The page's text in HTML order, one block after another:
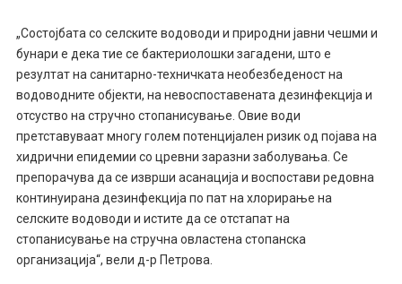
„Состојбата со селските водоводи и природни јавни чешми и
бунари е дека тие се бактериолошки загадени, што е
резултат на санитарно-техничката необезбеденост на
водоводните објекти, на невоспоставената дезинфекција и
отсуство на стручно стопанисување. Овие води
претставуваат многу голем потенцијален ризик од појава на
хидрични епидемии со цревни заразни заболувања. Се
препорачува да се изврши асанација и воспостави редовна
континуирана дезинфекција по пат на хлорирање на
селските водоводи и истите да се отстапат на
стопанисување на стручна овластена стопанска
организација“, вели д-р Петрова.